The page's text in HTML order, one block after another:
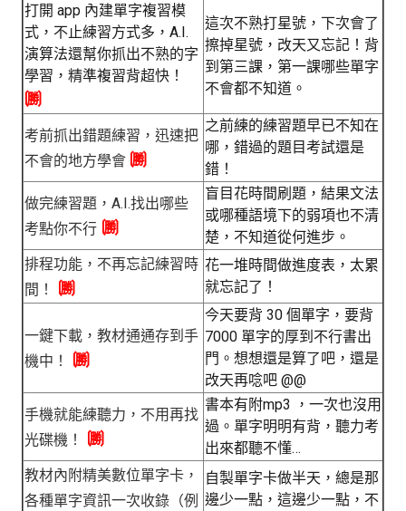
打開 app 內建單字複習模
式，不止練習方式多，A.I.
演算法還幫你抓出不熟的字
學習，精準複習背超快！
🉇
這次不熟打星號，下次會了
擦掉星號，改天又忘記！背
到第三課，第一課哪些單字
不會都不知道。
考前抓出錯題練習，迅速把
不會的地方學會 🉇
之前練的練習題早已不知在
哪，錯過的題目考試還是
錯！
做完練習題，A.I.找出哪些
考點你不行 🉇
盲目花時間刷題，結果文法
或哪種語境下的弱項也不清
楚，不知道從何進步。
排程功能，不再忘記練習時
間！
🉇
花一堆時間做進度表，太累
就忘記了！
一鍵下載，教材通通存到手
機中！
🉇
今天要背 30 個單字，要背
7000 單字的厚到不行書出
門。想想還是算了吧，還是
改天再唸吧 @@
手機就能練聽力，不用再找
光碟機！
🉇
書本有附mp3 ，一次也沒用
過。單字明明有背，聽力考
出來都聽不懂…
教材內附精美數位單字卡，
各種單字資訊一次收錄（例
自製單字卡做半天，總是那
邊少一點，這邊少一點，不